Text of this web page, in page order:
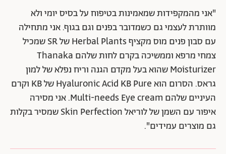
"אני מהמקפידות שמאמינות בטיפוח על בסיס יומי ולא
מוותרת לעצמי גם כשמדובר בפנים וגם בגוף. אני מתחילה
עם סבון פנים מוס מקציף Herbal Plants של SR שמכיל
צמחי מרפא וממשיכה בקרם לחות שלהם Thanaka
Moisturizer שהוא בעל מקדם הגנה וריח נפלא של למון
גראס. הסרום הוא Hyaluronic Acid KB Pure של KB וקרם
העיניים שלהם Multi-needs Eye cream. אני מסירה
איפור עם השמן של לוריאל Skin Perfection שמסיר בקלות
גם מוצרים עמידים".